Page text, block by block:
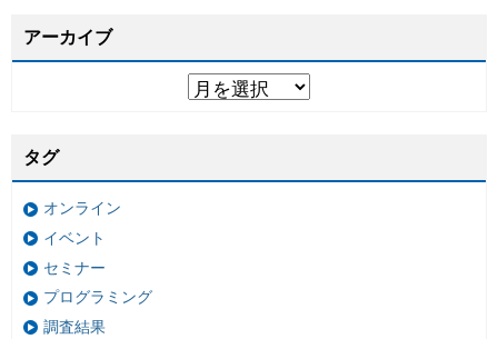
アーカイブ
タグ
オンライン
イベント
セミナー
プログラミング
調査結果